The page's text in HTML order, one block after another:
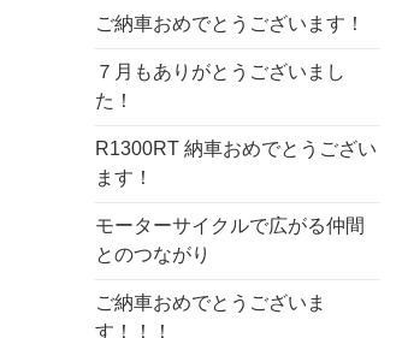
ご納車おめでとうございます！
７月もありがとうございまし
た！
R1300RT 納車おめでとうござい
ます！
モーターサイクルで広がる仲間
とのつながり
ご納車おめでとうございま
す！！！